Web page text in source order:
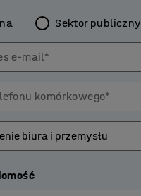
Sektor publiczny
e-mail*
komórkowego*